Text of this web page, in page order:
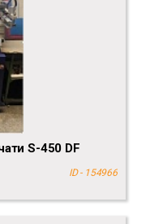
S-450 DF
ID - 154966